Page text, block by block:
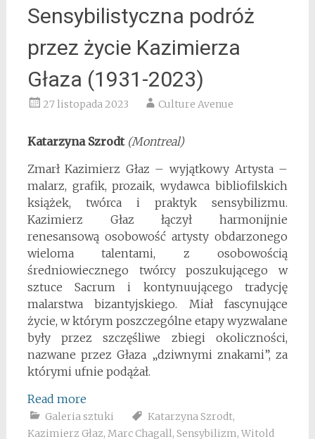
Sensybilistyczna podróż
przez życie Kazimierza
Głaza (1931-2023)
27 listopada 2023 Culture Avenue
Katarzyna Szrodt (Montreal)
Zmarł Kazimierz Głaz – wyjątkowy Artysta –
malarz, grafik, prozaik, wydawca bibliofilskich
książek, twórca i praktyk sensybilizmu.
Kazimierz Głaz łączył harmonijnie
renesansową osobowość artysty obdarzonego
wieloma talentami, z osobowością
średniowiecznego twórcy poszukującego w
sztuce Sacrum i kontynuującego tradycję
malarstwa bizantyjskiego. Miał fascynujące
życie, w którym poszczególne etapy wyzwalane
były przez szczęśliwe zbiegi okoliczności,
nazwane przez Głaza „dziwnymi znakami”, za
którymi ufnie podążał.
Read more
Galeria sztuki Katarzyna Szrodt,
Kazimierz Głaz, Marc Chagall, Sensybilizm, Witold